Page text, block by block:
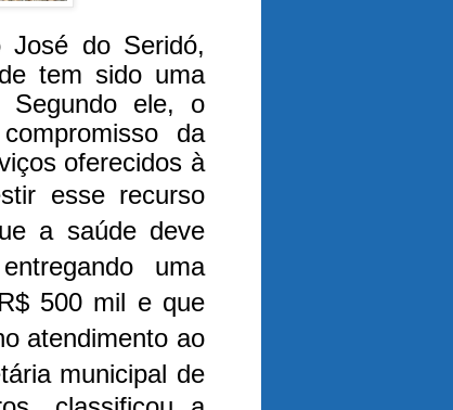
do Seridó,
tem sido uma
Segundo ele, o
da
oferecidos à
esse recurso
a saúde deve
uma
500 mil e que
atendimento ao
municipal de